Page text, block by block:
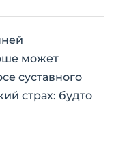
может
суставного
страх: будто